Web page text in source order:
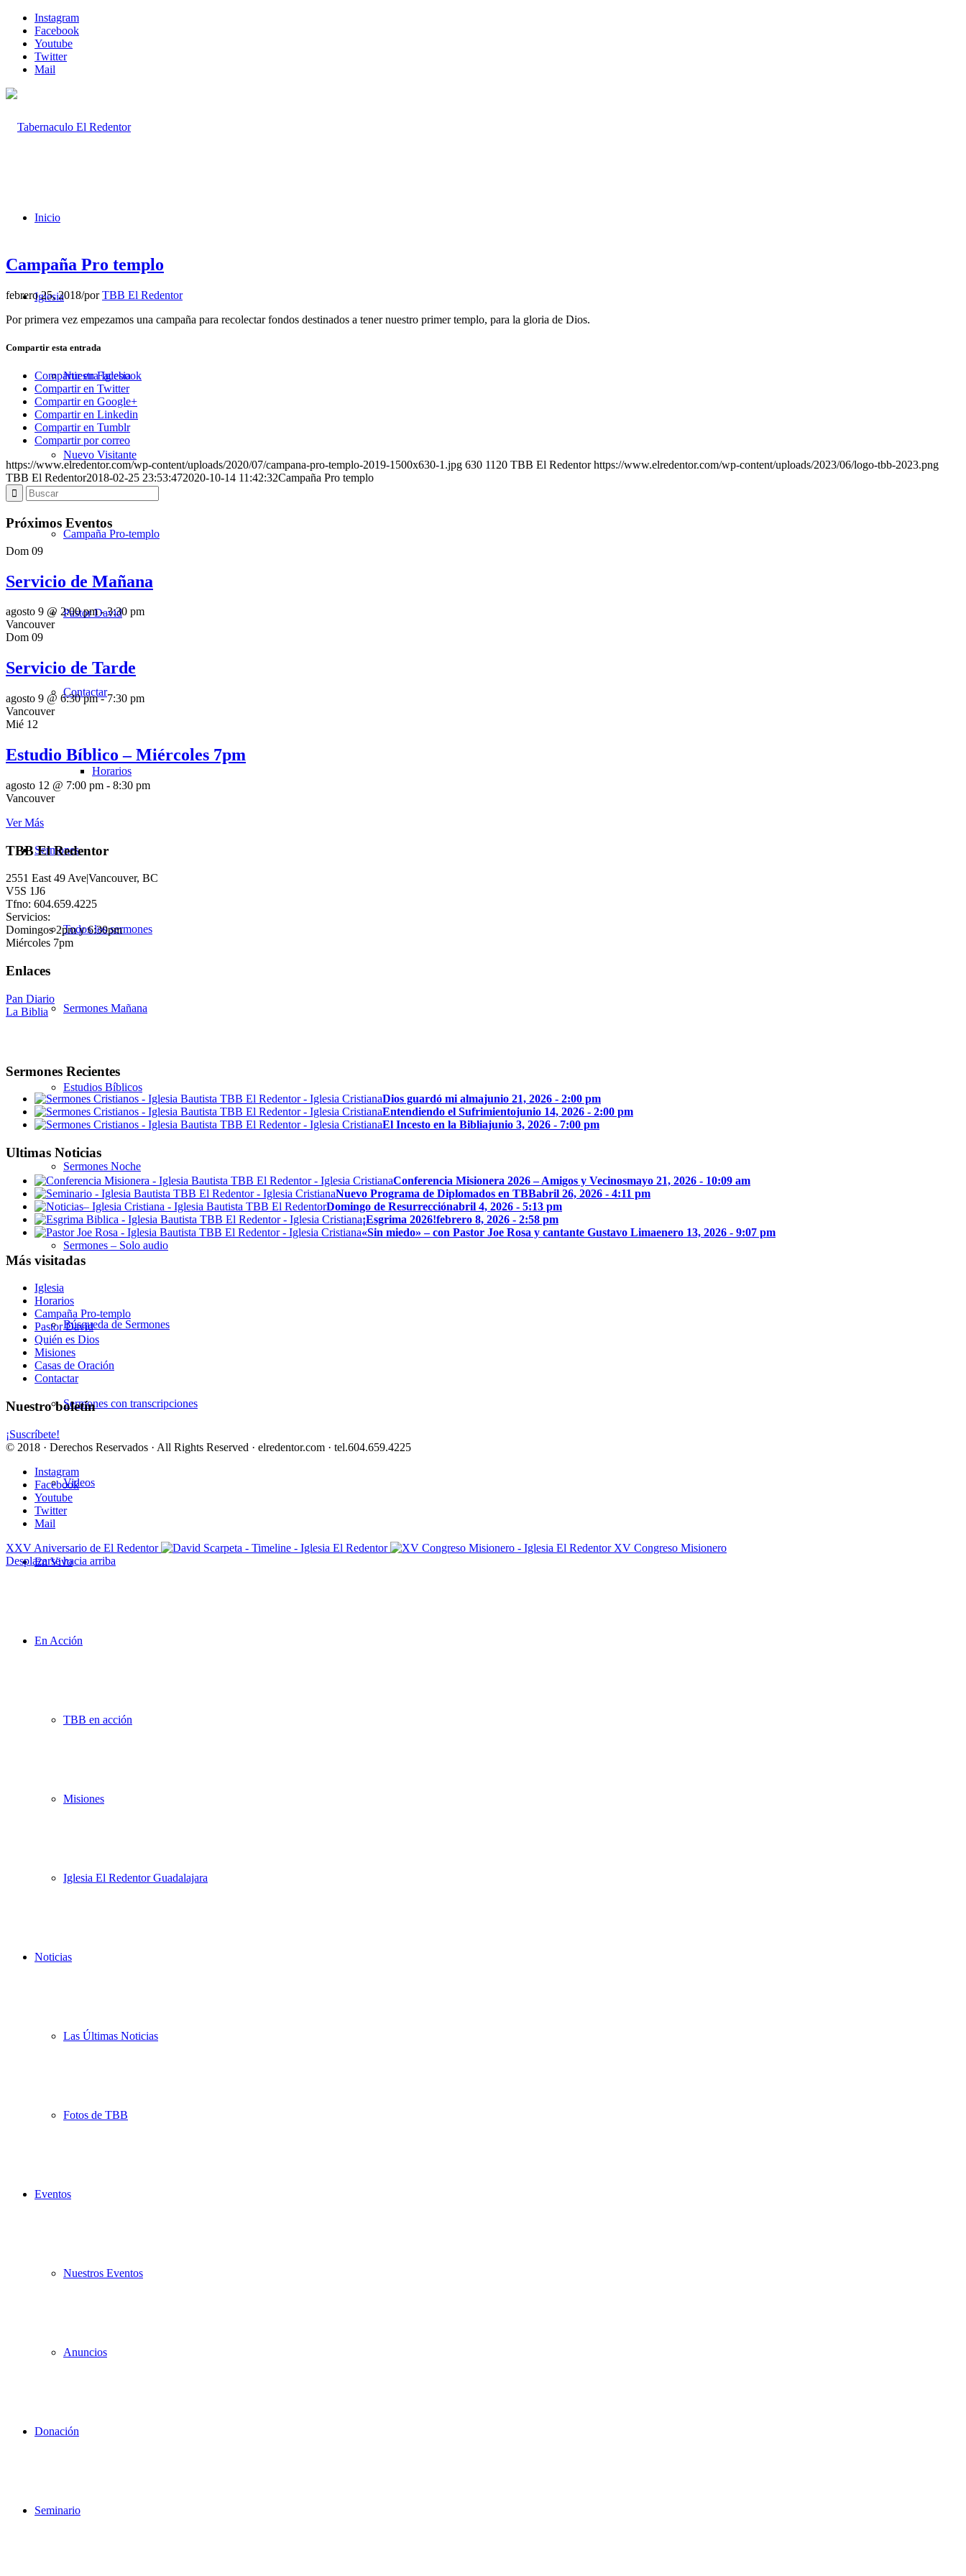
Instagram
Facebook
Youtube
Twitter
Mail
Inicio
Iglesia
Nuestra Iglesia
Nuevo Visitante
Campaña Pro-templo
Pastor David
Contactar
Horarios
Sermones
Todos los sermones
Sermones Mañana
Estudios Bíblicos
Sermones Noche
Sermones – Solo audio
Búsqueda de Sermones
Sermones con transcripciones
Videos
En Vivo
En Acción
TBB en acción
Misiones
Iglesia El Redentor Guadalajara
Noticias
Las Últimas Noticias
Fotos de TBB
Eventos
Nuestros Eventos
Anuncios
Donación
Seminario
Campaña Pro templo
febrero 25, 2018/porTBB El Redentor
Por primera vez empezamos una campaña para recolectar fondos destinados a tener nuestro primer templo, para la gloria de Dios.
Compartir esta entrada
Compartir en Facebook
Compartir en Twitter
Compartir en Google+
Compartir en Linkedin
Compartir en Tumblr
Compartir por correo
https://www.elredentor.com/wp-content/uploads/2020/07/campana-pro-templo-2019-1500x630-1.jpg 630 1120 TBB El Redentor https://www.elredentor.com/wp-content/uploads/2023/06/logo-tbb-2023.png
TBB El Redentor2018-02-25 23:53:472020-10-14 11:42:32Campaña Pro templo
Próximos Eventos
Dom 09
Servicio de Mañana
agosto 9 @ 2:00 pm-3:30 pm
Vancouver
Dom 09
Servicio de Tarde
agosto 9 @ 6:30 pm-7:30 pm
Vancouver
Mié 12
Estudio Bíblico – Miércoles 7pm
agosto 12 @ 7:00 pm - 8:30 pm
Vancouver
Ver Más
TBB El Redentor
2551 East 49 Ave|Vancouver, BC
V5S 1J6
Tfno: 604.659.4225
Servicios:
Domingos 2pm y 6:30pm
Miércoles 7pm
Enlaces
Pan Diario
La Biblia
Sermones Recientes
Dios guardó mi almajunio 21, 2026 - 2:00 pm
Entendiendo el Sufrimientojunio 14, 2026 - 2:00 pm
El Incesto en la Bibliajunio 3, 2026 - 7:00 pm
Ultimas Noticias
Conferencia Misionera 2026 – Amigos y Vecinosmayo 21, 2026 - 10:09 am
Nuevo Programa de Diplomados en TBBabril 26, 2026 - 4:11 pm
Domingo de Resurrecciónabril 4, 2026 - 5:13 pm
¡Esgrima 2026!febrero 8, 2026 - 2:58 pm
«Sin miedo» – con Pastor Joe Rosa y cantante Gustavo Limaenero 13, 2026 - 9:07 pm
Más visitadas
Iglesia
Horarios
Campaña Pro-templo
Pastor David
Quién es Dios
Misiones
Casas de Oración
Contactar
Nuestro boletín
¡Suscríbete!
© 2018 · Derechos Reservados · All Rights Reserved · elredentor.com · tel.604.659.4225
Instagram
Facebook
Youtube
Twitter
Mail
XXV Aniversario de El Redentor
XV Congreso Misionero
Desplazarse hacia arriba